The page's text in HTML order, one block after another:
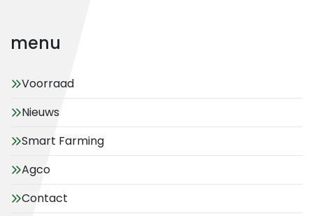
menu
Voorraad
Nieuws
Smart Farming
Agco
Contact